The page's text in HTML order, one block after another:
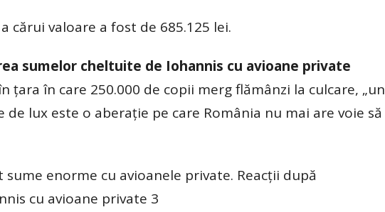
cărui valoare a fost de 685.125 lei.
sumelor cheltuite de Iohannis cu avioane private
ţara în care 250.000 de copii merg flămânzi la culcare, „un
lux este o aberaţie pe care România nu mai are voie să
enorme cu avioanele private. Reacții după
cu avioane private 3